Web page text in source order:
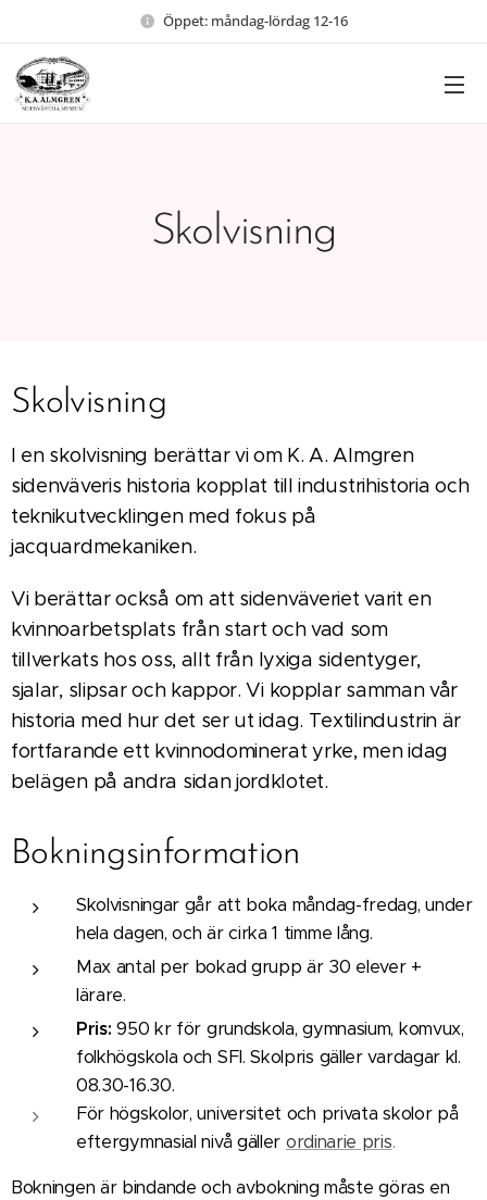
Öppet: måndag-lördag 12-16
Skolvisning
Skolvisning
I en skolvisning berättar vi om K. A. Almgren
sidenväveris historia kopplat till industrihistoria och
teknikutvecklingen med fokus på
jacquardmekaniken.
Vi berättar också om att sidenväveriet varit en
kvinnoarbetsplats från start och vad som
tillverkats hos oss, allt från lyxiga sidentyger,
sjalar, slipsar och kappor. Vi kopplar samman vår
historia med hur det ser ut idag. Textilindustrin är
fortfarande ett kvinnodominerat yrke, men idag
belägen på andra sidan jordklotet.
Bokningsinformation
Skolvisningar går att boka måndag-fredag, under
hela dagen, och är cirka 1 timme lång.
Max antal per bokad grupp är 30 elever +
lärare.
Pris:950 kr för grundskola, gymnasium, komvux,
folkhögskola och SFI. Skolpris gäller vardagar kl.
08.30-16.30.
För högskolor, universitet och privata skolor på
eftergymnasial nivå gäller ordinarie pris.
Bokningen är bindande och avbokning måste göras en